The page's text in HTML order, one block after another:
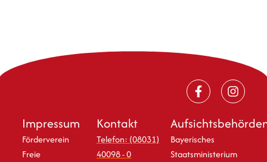
Impressum
Förderverein
Freie
Kontakt
Telefon: (08031)
40098 - 0
Bayerisches
Staatsministerium